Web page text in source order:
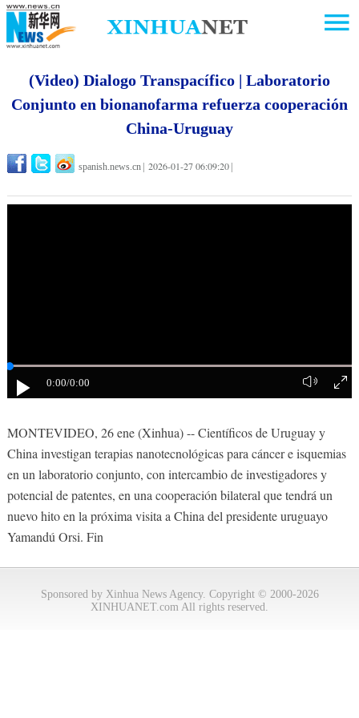
(Video) Dialogo Transpacífico | Laboratorio
Conjunto en bionanofarma refuerza cooperación
China-Uruguay
spanish.news.cn 2026-01-27 06:09:20
0:00/0:00
MONTEVIDEO, 26 ene (Xinhua) -- Científicos de Uruguay y
China investigan terapias nanotecnológicas para cáncer e isquemias
en un laboratorio conjunto, con intercambio de investigadores y
potencial de patentes, en una cooperación bilateral que tendrá un
nuevo hito en la próxima visita a China del presidente uruguayo
Yamandú Orsi. Fin
Sponsored by Xinhua News Agency. Copyright © 2000-2026
XINHUANET.com All rights reserved.